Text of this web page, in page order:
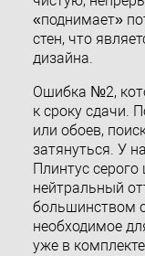
«поднимает»
стен, что
дизайна.
Ошибка №2,
к сроку сдачи.
или обоев,
затянуться. У
Плинтус
нейтральный
большинством
необходимое
уже в